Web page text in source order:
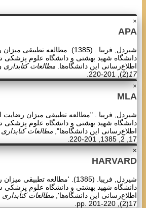
×
APA
شیردل, فریبا . (1385). مطالعه
دانشگاه شهید بهشتی و دانشگاه علوم پزشکی
اطلاع‌رسانی این دانشگاه‌ها. مطالعات
17
(2), 201-220.
×
MLA
شیردل, فریبا . "مطالعه تطبیقی میزان
دانشگاه شهید بهشتی و دانشگاه علوم پزشکی
اطلاع‌رسانی این دانشگاه‌ها", مطالعات
17, 2, 1385, 201-220.
×
HARVARD
شیردل, فریبا. (1385). 'مطالعه
دانشگاه شهید بهشتی و دانشگاه علوم پزشکی
اطلاع‌رسانی این دانشگاه‌ها', مطالعات
17(2), pp. 201-220.